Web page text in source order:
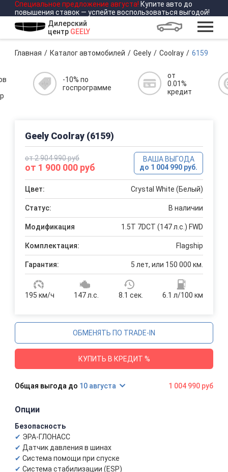
Специальное предложение августа! Купите авто до
повышения ставок — успейте воспользоваться выгодой!
Дилерский
центр GEELY
Главная Каталог автомобилей Geely Coolray 6159
-10% по
госпрограмме
от
0.01%
кредит
Geely Coolray (6159)
от 2 904 990 руб
от 1 900 000 руб
ВАША ВЫГОДА
до 1 004 990 руб.
Цвет: Crystal White (Белый)
Статус: В наличии
Модификация 1.5T 7DCT (147 л.с.) FWD
Комплектация: Flagship
Гарантия: 5 лет, или 150 000 км.
195 км/ч 147 л.с. 8.1 сек. 6.1 л/100 км
КУПИТЬ В КРЕДИТ %
ОБМЕНЯТЬ ПО TRADE-IN
10 августа 1 004 990 руб
Опции
Безопасность
ЭРА-ГЛОНАСС
Датчик давления в шинах
Система помощи при спуске
Система стабилизации (ESP)